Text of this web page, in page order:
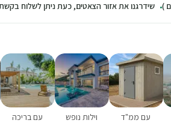
) שידרגנו את אזור הצאטים, כעת ניתן לשלוח
עם ממ"ד וילות נופש עם בריכה